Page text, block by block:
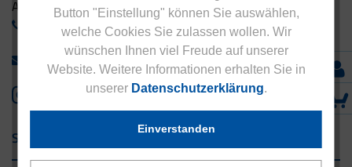
Button "Einstellung" können Sie auswählen,
welche Cookies Sie zulassen wollen. Wir
wünschen Ihnen viel Freude auf unserer
Website. Weitere Informationen erhalten Sie in
unserer Datenschutzerklärung.
Einverstanden
Ausland:
+49 - 5042 940 660
info@eucell.de
Service & Versand